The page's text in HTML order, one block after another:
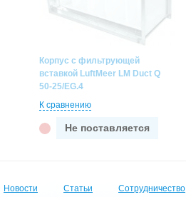
Корпус с фильтрующей
вставкой LuftMeer LM Duct Q
50-25/EG.4
К сравнению
Не поставляется
Новости Статьи Сотрудничество